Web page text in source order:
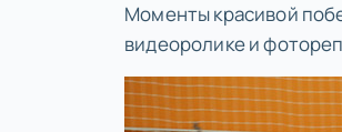
Моменты красивой
видеоролике и